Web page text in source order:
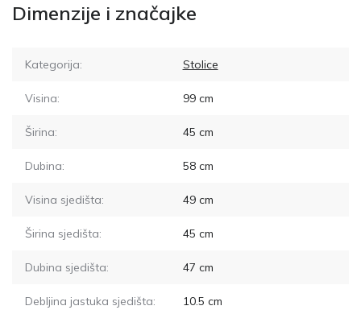
Dimenzije i značajke
Kategorija: Stolice
Visina: 99cm
Širina: 45 cm
Dubina: 58cm
Visina sjedišta: 49cm
Širina sjedišta: 45 cm
Dubina sjedišta: 47 cm
Debljina jastuka sjedišta: 10.5 cm